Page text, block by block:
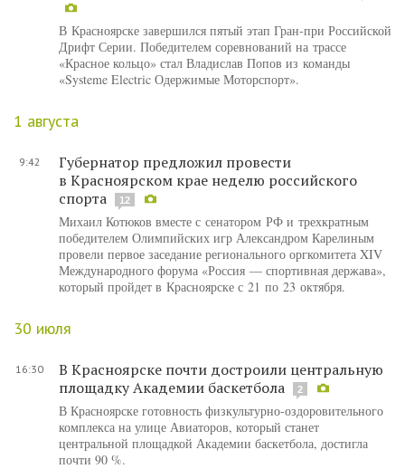
В Красноярске завершился пятый этап Гран-при Российской
Дрифт Серии. Победителем соревнований на трассе
«Красное кольцо» стал Владислав Попов из команды
«Systeme Electric Одержимые Моторспорт».
1 августа
9:42
Губернатор предложил провести
в Красноярском крае неделю российского
спорта
12
Михаил Котюков вместе с сенатором РФ и трехкратным
победителем Олимпийских игр Александром Карелиным
провели первое заседание регионального оргкомитета XIV
Международного форума «Россия — спортивная держава»,
который пройдет в Красноярске с 21 по 23 октября.
30 июля
16:30
В Красноярске почти достроили центральную
площадку Академии баскетбола
2
В Красноярске готовность физкультурно-оздоровительного
комплекса на улице Авиаторов, который станет
центральной площадкой Академии баскетбола, достигла
почти 90 %.